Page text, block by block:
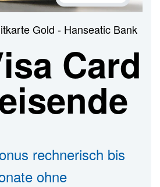
Gold - Hanseatic Bank
Card
rechnerisch bis
ohne